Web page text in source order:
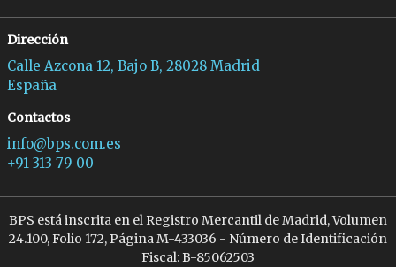
Dirección
Calle Azcona 12, Bajo B, 28028 Madrid
España
Contactos
info@bps.com.es
+91 313 79 00
BPS está inscrita en el Registro Mercantil de Madrid, Volumen
24.100, Folio 172, Página M-433036 - Número de Identificación
Fiscal: B-85062503